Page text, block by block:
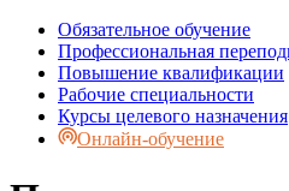
Обязательное обучение
Профессиональная
Повышение квалификации
Рабочие специальности
Курсы целевого назначения
Онлайн-обучение